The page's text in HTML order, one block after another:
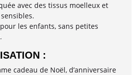
avec des tissus moelleux et
les enfants, sans petites
:
cadeau de Noël, d’anniversaire